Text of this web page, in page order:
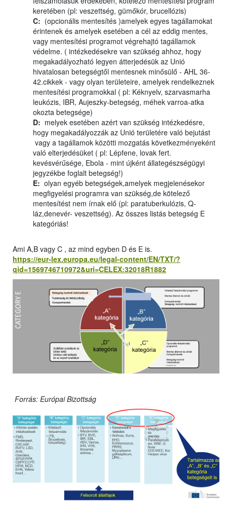
keretében (pl: veszettség, gümőkór, brucellózis)
C: (opcionális mentesítés )amelyek egyes tagállamokat
érintenek és amelyek esetében a cél az eddig mentes,
vagy mentesítési programot végrehajtó tagállamok
védelme. ( intézkedésekre van szükség ahhoz, hogy
megakadályozható legyen átterjedésük az Unió
hivatalosan betegségtől mentesnek minősülő - AHL 36-
42.cikkek - vagy olyan területeire, amelyek rendelkeznek
mentesítési programokkal ( pl: Kéknyelv, szarvasmarha
leukózis, IBR, Aujeszky-betegség, méhek varroa-atka
okozta betegsége)
D: melyek esetében azért van szükség intézkedésre,
hogy megakadályozzák az Unió területére való bejutást
vagy a tagállamok közötti mozgatás következményeként
való elterjedésüket ( pl: Lépfene, lovak fert.
kevésvérűsége, Ebola - mint újként állategészségügyi
jegyzékbe foglalt betegség!)
E: olyan egyéb betegségek,amelyek megjelenésekor
megfigyelési programra van szükség,de kötelező
mentesítést nem írnak elő (pl: paratuberkulózis, Q-
láz,denevér- veszettség). Az összes listás betegség E
kategóriás!
Ami A,B vagy C , az mind egyben D és E is.
https://eur-lex.europa.eu/legal-content/EN/TXT/?
qid=1569746710972&uri=CELEX:32018R1882
Forrás: Európai Bizottság